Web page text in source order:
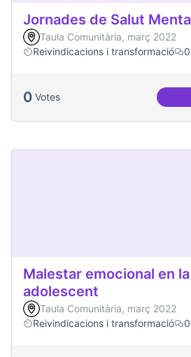
Jornades de Salut
Taula Comunitària, març 2022
Reivindicacions i transformació
0
0 Votes
Malestar emocional en
adolescent
Taula Comunitària, març 2022
Reivindicacions i transformació
0